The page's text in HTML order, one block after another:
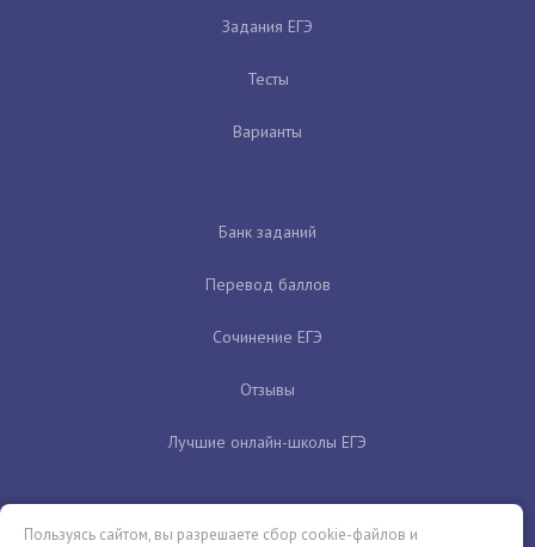
Задания ЕГЭ
Тесты
Варианты
Банк заданий
Перевод баллов
Сочинение ЕГЭ
Отзывы
Лучшие онлайн-школы ЕГЭ
Пользуясь сайтом, вы разрешаете сбор cookie-файлов и